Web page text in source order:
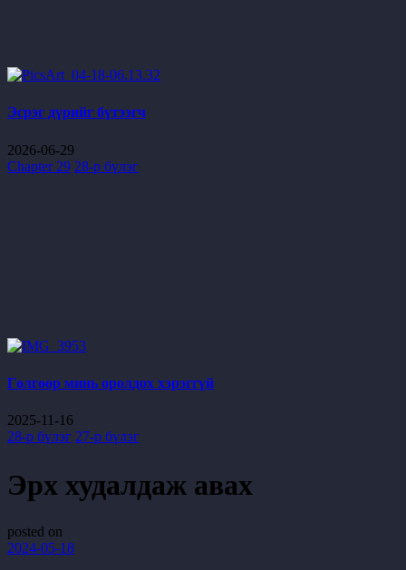
Эсрэг дүрийг бүтээгч
2026-06-29
Chapter 29 28-р бүлэг
Гөлгөөр минь оролдох хэрэггүй
2025-11-16
28-р бүлэг 27-р бүлэг
Эрх худалдаж авах
posted on
2024-05-18